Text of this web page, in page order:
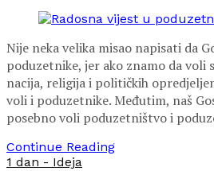
Nije neka velika misao napisati da
poduzetnike, jer ako znamo da voli
nacija, religija i političkih
voli i poduzetnike. Međutim, naš
posebno voli poduzetništvo i
Continue Reading
1 dan - Ideja